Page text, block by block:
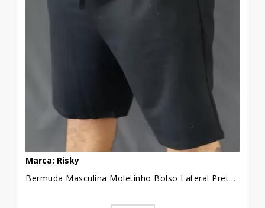
Marca: Risky
Bermuda Masculina Moletinho Bolso Lateral Preto Plus Size [2010058]